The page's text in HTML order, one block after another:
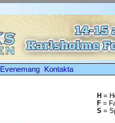
Evenemang Kontakta
H =
F =
S =